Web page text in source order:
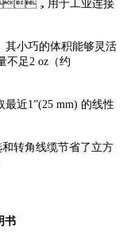
，用于工业连接
其小巧的体积能够灵活
不足2 oz（约
最近1”(25 mm) 的线性
和转角线缆节省了立方
书